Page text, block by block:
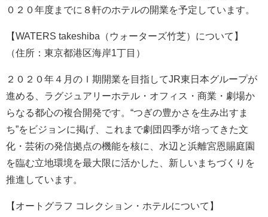
０２０年度までに８軒のホテルの開業を予定しています。
【WATERS takeshiba（ウォーターズ竹芝）について】
（住所：東京都港区海岸1丁目）
２０２０年４月のＩ期開業を目指してJR東日本グループが
進める、ラグジュアリーホテル・オフィス・商業・劇場か
らなる都心の複合開発です。“つぎの豊かさを生み出すま
ち”をビジョンに掲げ、これまで劇団四季が培ってきた文
化・芸術の発信拠点の機能を核に、水辺と浜離宮恩賜庭園
を臨む立地環境を最大限に活かした、新しいまちづくりを
推進しています。
【オートグラフ コレクション・ホテルについて】